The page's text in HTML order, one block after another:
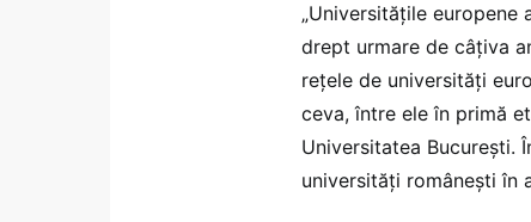
„Universitățile europene
drept urmare de câțiva
rețele de universități
ceva, între ele în primă
Universitatea București.
universități românești în